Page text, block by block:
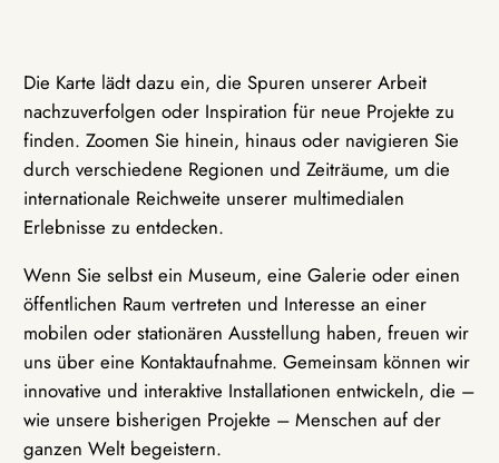
Die Karte lädt dazu ein, die Spuren unserer Arbeit
nachzuverfolgen oder Inspiration für neue Projekte zu
finden. Zoomen Sie hinein, hinaus oder navigieren Sie
durch verschiedene Regionen und Zeiträume, um die
internationale Reichweite unserer multimedialen
Erlebnisse zu entdecken.
Wenn Sie selbst ein Museum, eine Galerie oder einen
öffentlichen Raum vertreten und Interesse an einer
mobilen oder stationären Ausstellung haben, freuen wir
uns über eine Kontaktaufnahme. Gemeinsam können wir
innovative und interaktive Installationen entwickeln, die –
wie unsere bisherigen Projekte – Menschen auf der
ganzen Welt begeistern.